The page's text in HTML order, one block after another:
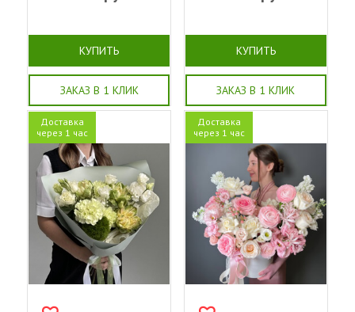
КУПИТЬ
ЗАКАЗ В 1 КЛИК
КУПИТЬ
ЗАКАЗ В 1 КЛИК
Доставка
через 1 час
Доставка
через 1 час